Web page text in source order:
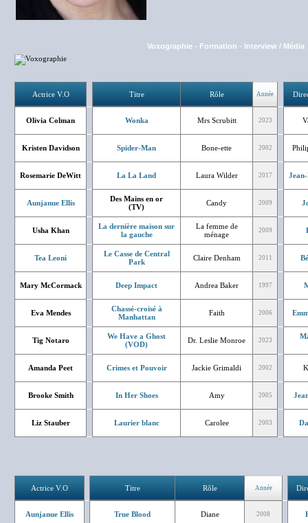
Voxographie - Formation - Interview / Média
Actrice V.O Titre Rôle Année
Olivia Colman Wonka Mrs Scrubitt 2023
Kristen Davidson Spider-Man Bone-ette 2002
Rosemarie DeWitt La La Land Laura Wilder 2017
Aunjanue Ellis
Des Mains en or
(TV)
Candy 2009
Usha Khan
La dernière maison sur
la gauche
La femme de
ménage
2009
Tea Leoni
Le Casse de Central
Park
Claire Denham 2011
Mary McCormack Deep Impact Andrea Baker 1997
Eva Mendes
Chassé-croisé à
Manhattan
Faith 2006
Tig Notaro
We Have a Ghost
(VOD)
Dr. Leslie Monroe 2023
Amanda Peet Crimes et Pouvoir Jackie Grimaldi 2002
Brooke Smith In Her Shoes Amy 2005
Liz Stauber Laurier blanc Carolee 2003
Actrice V.O Titre Rôle Année
Aunjanue Ellis True Blood Diane 2008